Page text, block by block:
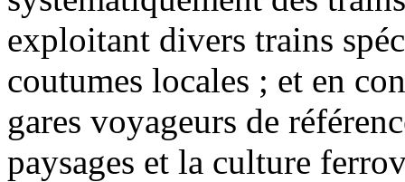
exploitant divers trains
coutumes locales ; et en
gares voyageurs de
paysages et la culture